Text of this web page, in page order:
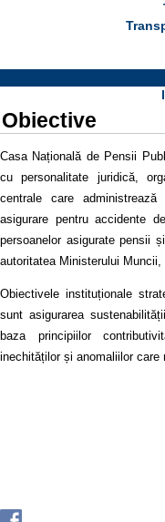
Obiective
Casa Națională de Pensii
cu personalitate juridică,
centrale care
asigurare pentru accidente
persoanelor asigurate pensii
autoritatea Ministerului
Obiectivele instituționale
sunt asigurarea
baza principiilor
inechităților și anomaliilor